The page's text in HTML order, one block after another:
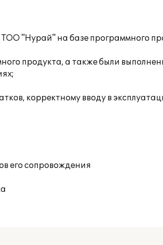
"Нурай" на базе программного
продукта, а также были
корректному вводу в
его сопровождения